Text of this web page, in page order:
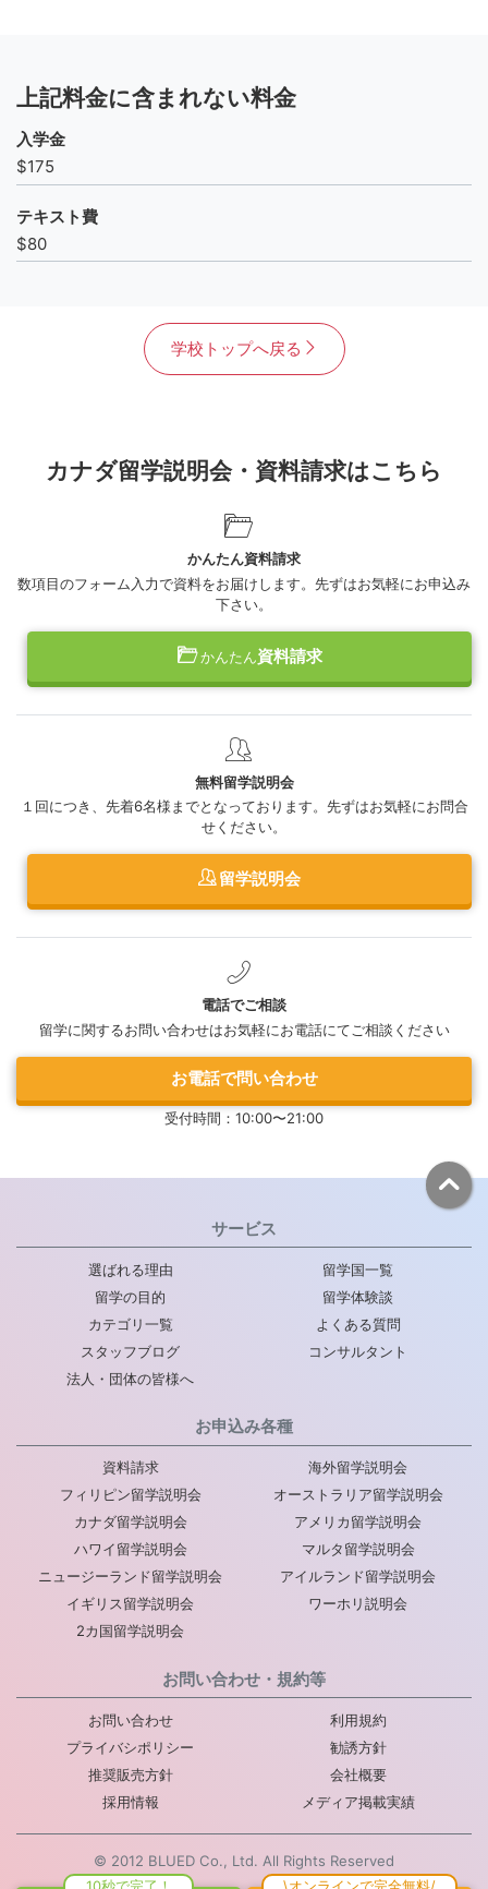
上記料金に含まれない料金
入学金
$175
テキスト費
$80
学校トップへ戻る
カナダ留学説明会・資料請求はこちら
かんたん資料請求
数項目のフォーム入力で資料をお届けします。先ずはお気軽にお申込み
下さい。
かんたん資料請求
無料留学説明会
１回につき、先着6名様までとなっております。先ずはお気軽にお問合
せください。
留学説明会
電話でご相談
留学に関するお問い合わせはお気軽にお電話にてご相談ください
お電話で問い合わせ
受付時間：10:00〜21:00
サービス
選ばれる理由
留学国一覧
留学の目的
留学体験談
カテゴリ一覧
よくある質問
スタッフブログ
コンサルタント
法人・団体の皆様へ
お申込み各種
資料請求
海外留学説明会
フィリピン留学説明会
オーストラリア留学説明会
カナダ留学説明会
アメリカ留学説明会
ハワイ留学説明会
マルタ留学説明会
ニュージーランド留学説明会
アイルランド留学説明会
イギリス留学説明会
ワーホリ説明会
2カ国留学説明会
お問い合わせ・規約等
お問い合わせ
利用規約
プライバシポリシー
勧誘方針
推奨販売方針
会社概要
採用情報
メディア掲載実績
© 2012 BLUED Co., Ltd. All Rights Reserved